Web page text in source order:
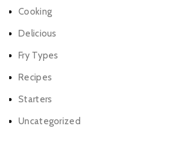
Cooking
Delicious
Fry Types
Recipes
Starters
Uncategorized